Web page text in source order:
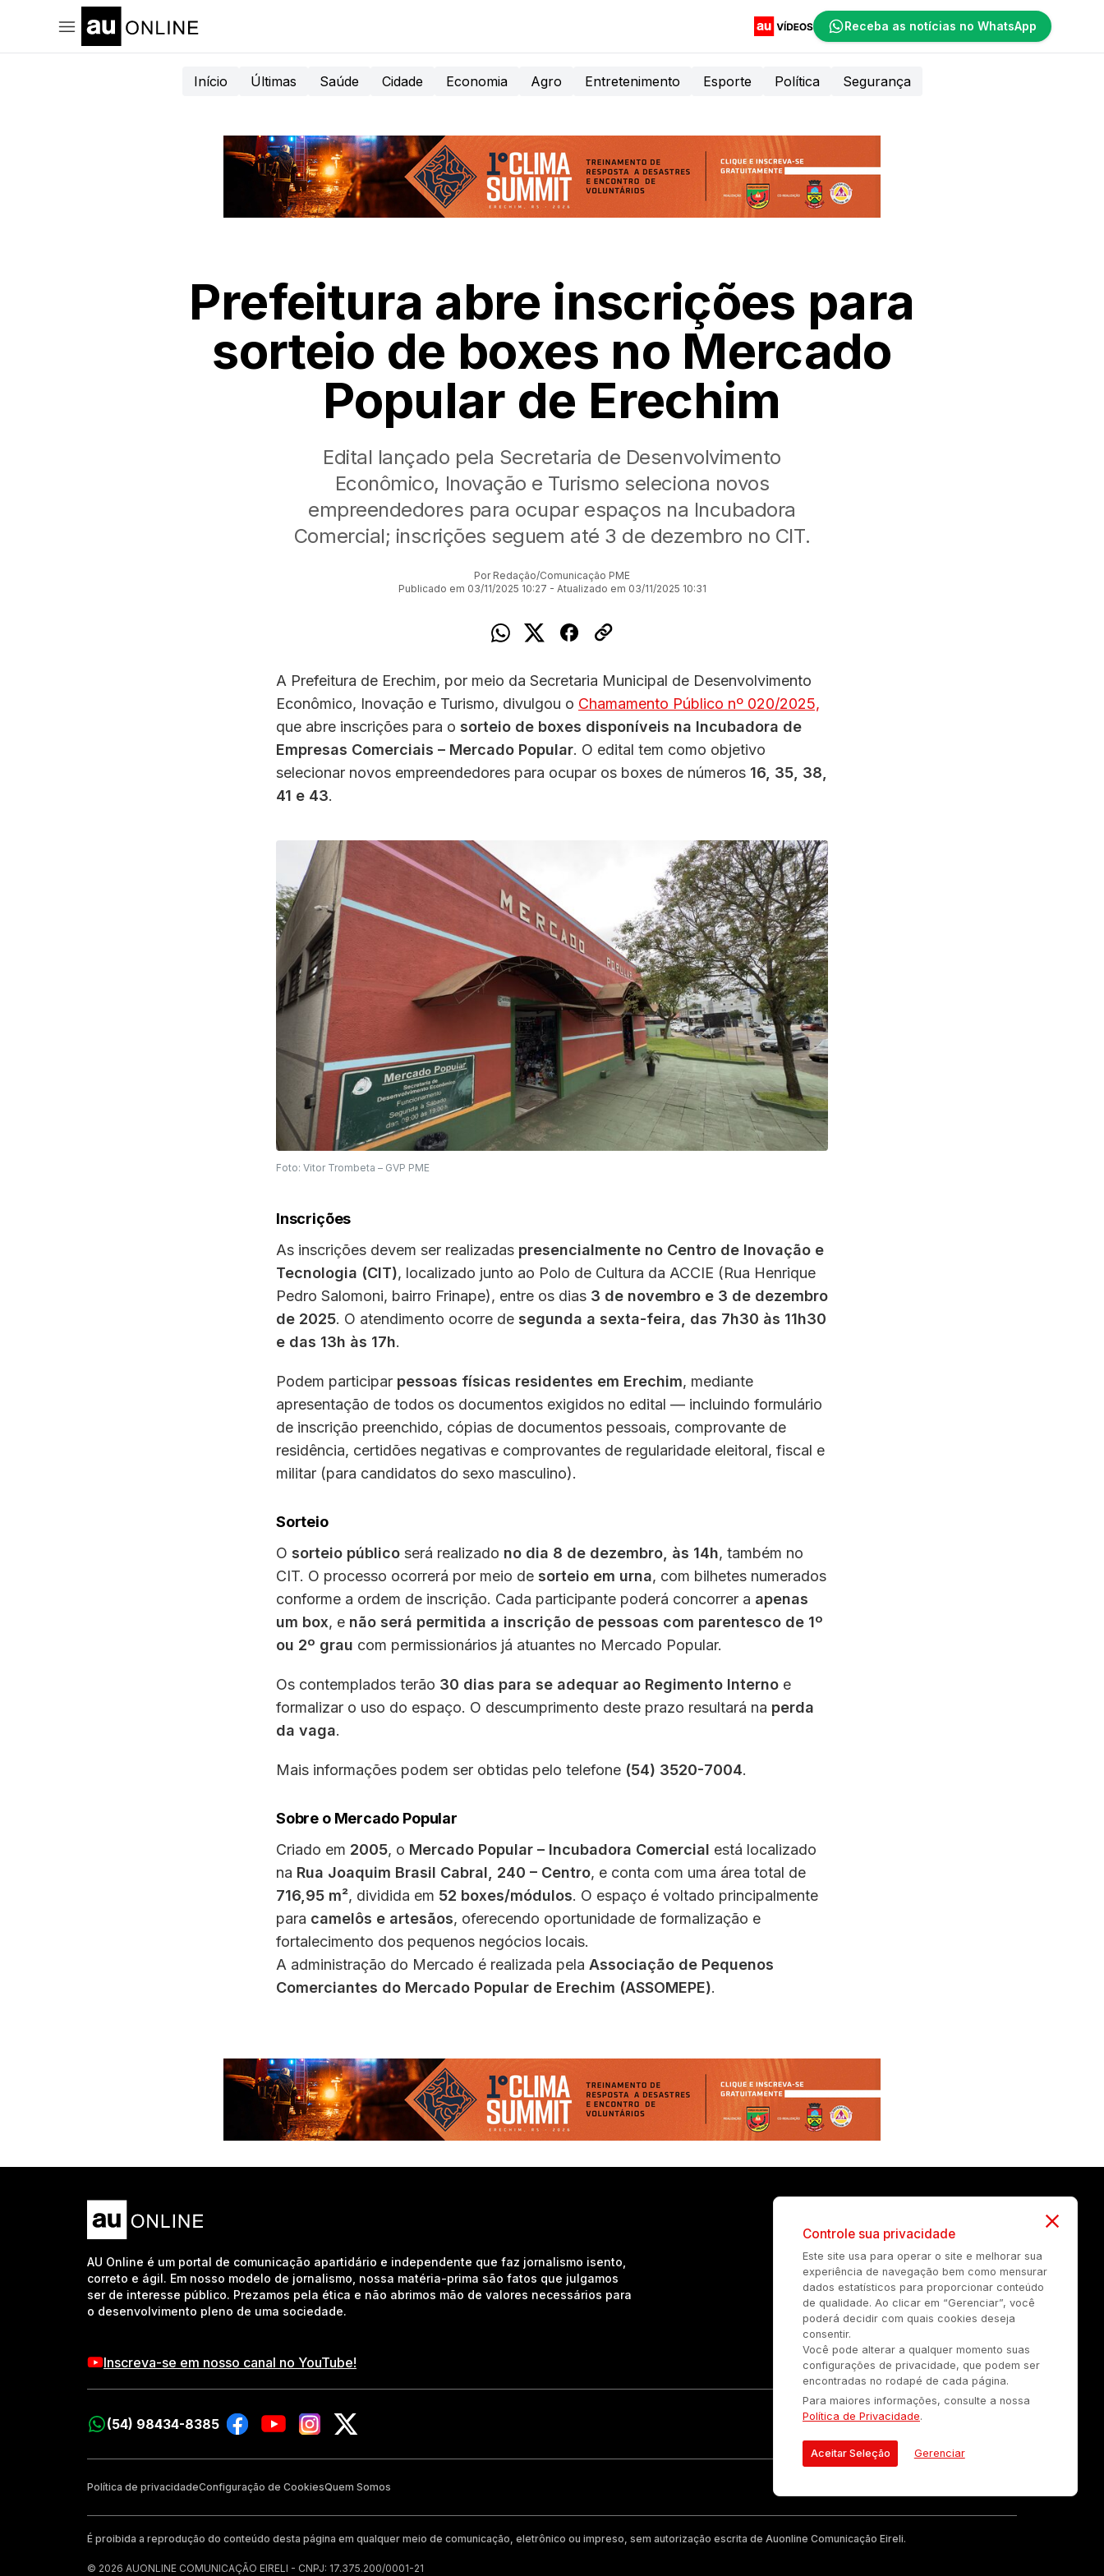
Receba as notícias no WhatsApp
Início Últimas Saúde Cidade Economia Agro Entretenimento Esporte Política Segurança
Prefeitura abre inscrições para
sorteio de boxes no Mercado
Popular de Erechim
Edital lançado pela Secretaria de Desenvolvimento
Econômico, Inovação e Turismo seleciona novos
empreendedores para ocupar espaços na Incubadora
Comercial; inscrições seguem até 3 de dezembro no CIT.
Por Redação/Comunicação PME
Publicado em 03/11/2025 10:27 - Atualizado em 03/11/2025 10:31
A Prefeitura de Erechim, por meio da Secretaria Municipal de Desenvolvimento
Econômico, Inovação e Turismo, divulgou o Chamamento Público nº 020/2025,
que abre inscrições para o sorteio de boxes disponíveis na Incubadora de
Empresas Comerciais – Mercado Popular. O edital tem como objetivo
selecionar novos empreendedores para ocupar os boxes de números 16, 35, 38,
41 e 43.
Foto: Vitor Trombeta – GVP PME
Inscrições
As inscrições devem ser realizadas presencialmente no Centro de Inovação e
Tecnologia (CIT), localizado junto ao Polo de Cultura da ACCIE (Rua Henrique
Pedro Salomoni, bairro Frinape), entre os dias 3 de novembro e 3 de dezembro
de 2025. O atendimento ocorre de segunda a sexta-feira, das 7h30 às 11h30
e das 13h às 17h.
Podem participar pessoas físicas residentes em Erechim, mediante
apresentação de todos os documentos exigidos no edital — incluindo formulário
de inscrição preenchido, cópias de documentos pessoais, comprovante de
residência, certidões negativas e comprovantes de regularidade eleitoral, fiscal e
militar (para candidatos do sexo masculino).
Sorteio
O sorteio público será realizado no dia 8 de dezembro, às 14h, também no
CIT. O processo ocorrerá por meio de sorteio em urna, com bilhetes numerados
conforme a ordem de inscrição. Cada participante poderá concorrer a apenas
um box, e não será permitida a inscrição de pessoas com parentesco de 1º
ou 2º grau com permissionários já atuantes no Mercado Popular.
Os contemplados terão 30 dias para se adequar ao Regimento Interno e
formalizar o uso do espaço. O descumprimento deste prazo resultará na perda
da vaga.
Mais informações podem ser obtidas pelo telefone (54) 3520-7004.
Sobre o Mercado Popular
Criado em 2005, o Mercado Popular – Incubadora Comercial está localizado
na Rua Joaquim Brasil Cabral, 240 – Centro, e conta com uma área total de
716,95 m², dividida em 52 boxes/módulos. O espaço é voltado principalmente
para camelôs e artesãos, oferecendo oportunidade de formalização e
fortalecimento dos pequenos negócios locais.
A administração do Mercado é realizada pela Associação de Pequenos
Comerciantes do Mercado Popular de Erechim (ASSOMEPE).
AU Online é um portal de comunicação apartidário e independente que faz jornalismo isento,
correto e ágil. Em nosso modelo de jornalismo, nossa matéria-prima são fatos que julgamos
ser de interesse público. Prezamos pela ética e não abrimos mão de valores necessários para
o desenvolvimento pleno de uma sociedade.
Inscreva-se em nosso canal no YouTube!
(54) 98434-8385
Política de privacidadeConfiguração de CookiesQuem Somos
É proibida a reprodução do conteúdo desta página em qualquer meio de comunicação, eletrônico ou impreso, sem autorização escrita de Auonline Comunicação Eireli.
© 2026 AUONLINE COMUNICAÇÃO EIRELI - CNPJ: 17.375.200/0001-21
Controle sua privacidade
Este site usa para operar o site e melhorar sua
experiência de navegação bem como mensurar
dados estatísticos para proporcionar conteúdo
de qualidade. Ao clicar em “Gerenciar”, você
poderá decidir com quais cookies deseja
consentir.
Você pode alterar a qualquer momento suas
configurações de privacidade, que podem ser
encontradas no rodapé de cada página.
Para maiores informações, consulte a nossa
Política de Privacidade.
Aceitar Seleção Gerenciar